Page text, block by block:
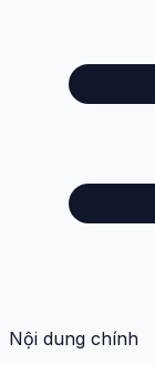
Nội dung chính